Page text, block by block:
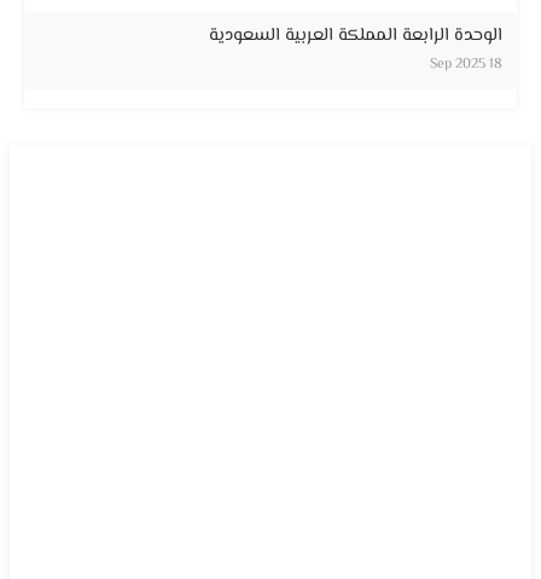
الوحدة الرابعة المملكة العربية السعودية
18 Sep 2025